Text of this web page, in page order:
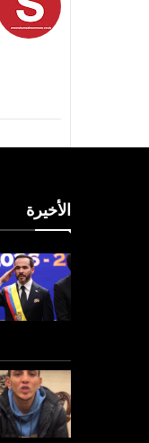
الأخيرة